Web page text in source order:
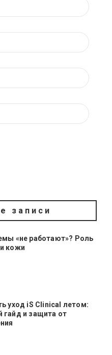
записи
«не работают»? Роль
кожи
уход iS Clinical летом:
гайд и защита от